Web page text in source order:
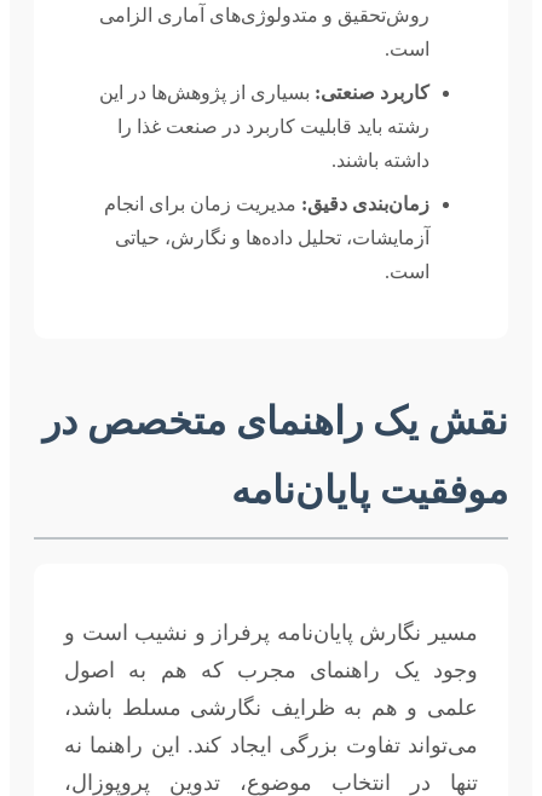
روش‌تحقیق و متدولوژی‌های آماری الزامی
است.
کاربرد صنعتی: بسیاری از پژوهش‌ها در این
رشته باید قابلیت کاربرد در صنعت غذا را
داشته باشند.
زمان‌بندی دقیق: مدیریت زمان برای انجام
آزمایشات، تحلیل داده‌ها و نگارش، حیاتی
است.
نقش یک راهنمای متخصص در
موفقیت پایان‌نامه
مسیر نگارش پایان‌نامه پرفراز و نشیب است و
وجود یک راهنمای مجرب که هم به اصول
علمی و هم به ظرایف نگارشی مسلط باشد،
می‌تواند تفاوت بزرگی ایجاد کند. این راهنما نه
تنها در انتخاب موضوع، تدوین پروپوزال،